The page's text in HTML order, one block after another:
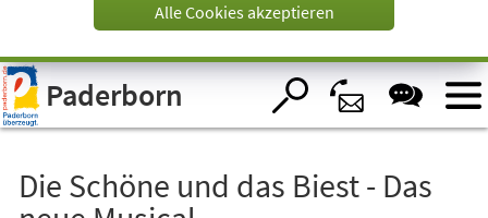
Visuelle
Assistenzsoftware
öffnen.
Alle Cookies akzeptieren
Paderborn
Die Schöne und das Biest - Das